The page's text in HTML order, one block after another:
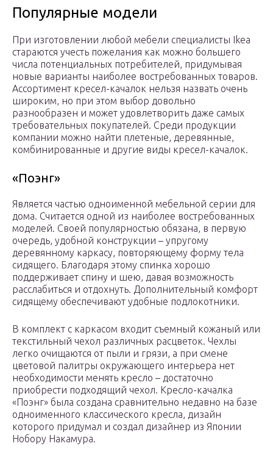
Популярные модели
При изготовлении любой мебели специалисты Ikea
стараются учесть пожелания как можно большего
числа потенциальных потребителей, придумывая
новые варианты наиболее востребованных товаров.
Ассортимент кресел-качалок нельзя назвать очень
широким, но при этом выбор довольно
разнообразен и может удовлетворить даже самых
требовательных покупателей. Среди продукции
компании можно найти плетеные, деревянные,
комбинированные и другие виды кресел-качалок.
«Поэнг»
Является частью одноименной мебельной серии для
дома. Считается одной из наиболее востребованных
моделей. Своей популярностью обязана, в первую
очередь, удобной конструкции – упругому
деревянному каркасу, повторяющему форму тела
сидящего. Благодаря этому спинка хорошо
поддерживает спину и шею, давая возможность
расслабиться и отдохнуть. Дополнительный комфорт
сидящему обеспечивают удобные подлокотники.
В комплект с каркасом входит съемный кожаный или
текстильный чехол различных расцветок. Чехлы
легко очищаются от пыли и грязи, а при смене
цветовой палитры окружающего интерьера нет
необходимости менять кресло – достаточно
приобрести подходящий чехол. Кресло-качалка
«Поэнг» была создана сравнительно недавно на базе
одноименного классического кресла, дизайн
которого придумал и создал дизайнер из Японии
Нобору Накамура.